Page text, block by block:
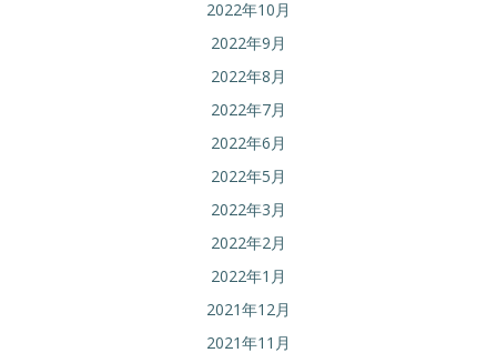
2022年10月
2022年9月
2022年8月
2022年7月
2022年6月
2022年5月
2022年3月
2022年2月
2022年1月
2021年12月
2021年11月